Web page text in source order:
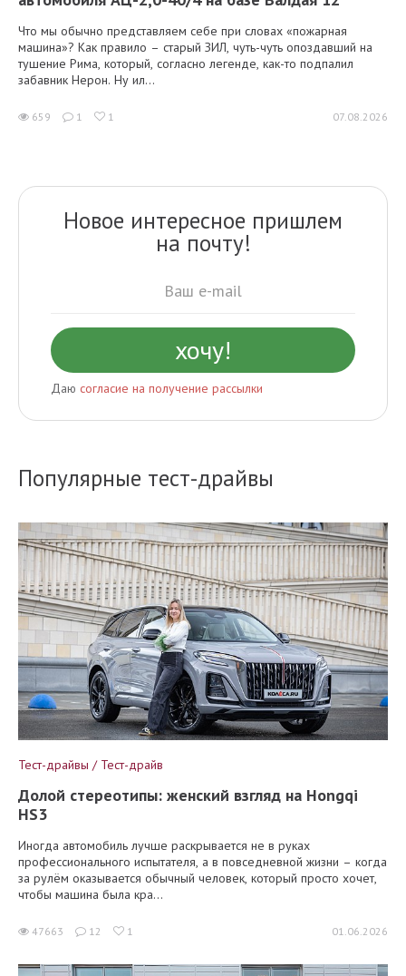
Что мы обычно представляем себе при словах «пожарная
машина»? Как правило – старый ЗИЛ, чуть-чуть опоздавший на
тушение Рима, который, согласно легенде, как-то подпалил
забавник Нерон. Ну ил...
659 1 1 07.08.2026
Новое интересное пришлем
на почту!
Даю согласие на получение рассылки
Популярные тест-драйвы
Тест-драйвы / Тест-драйв
Долой стереотипы: женский взгляд на Hongqi
HS3
Иногда автомобиль лучше раскрывается не в руках
профессионального испытателя, а в повседневной жизни – когда
за рулём оказывается обычный человек, который просто хочет,
чтобы машина была кра...
47663 12 1 01.06.2026